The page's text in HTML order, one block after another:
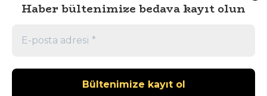
Haber bültenimize bedava kayıt olun